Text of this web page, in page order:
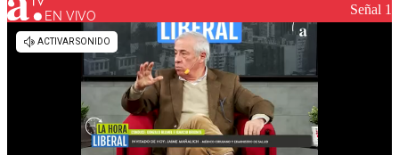
Los comentarios son moderados para garantizar un
diálogo respetuoso.
EN VIVO Señal 1